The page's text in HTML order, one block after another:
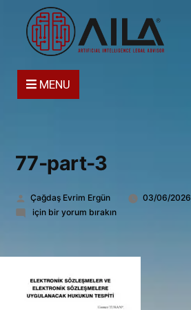
MENU
77-part-3
Gönderen:
Çağdaş Evrim Ergün
03/06/2026
77-
için bir yorum bırakın